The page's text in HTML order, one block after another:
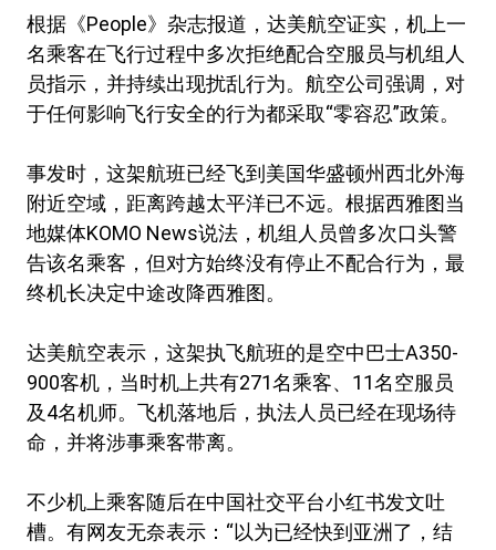
根据《People》杂志报道，达美航空证实，机上一
名乘客在飞行过程中多次拒绝配合空服员与机组人
员指示，并持续出现扰乱行为。航空公司强调，对
于任何影响飞行安全的行为都采取“零容忍”政策。
事发时，这架航班已经飞到美国华盛顿州西北外海
附近空域，距离跨越太平洋已不远。根据西雅图当
地媒体KOMO News说法，机组人员曾多次口头警
告该名乘客，但对方始终没有停止不配合行为，最
终机长决定中途改降西雅图。
达美航空表示，这架执飞航班的是空中巴士A350-
900客机，当时机上共有271名乘客、11名空服员
及4名机师。飞机落地后，执法人员已经在现场待
命，并将涉事乘客带离。
不少机上乘客随后在中国社交平台小红书发文吐
槽。有网友无奈表示：“以为已经快到亚洲了，结